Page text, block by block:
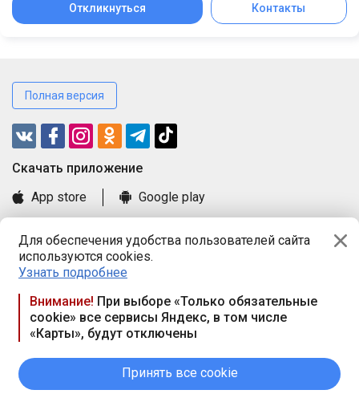
Для обеспечения удобства пользователей сайта
используются cookies.
Узнать подробнее
Внимание! При выборе «Только обязательные
cookie» все сервисы Яндекс, в том числе
«Карты», будут отключены
Принять все cookie
Откликнуться Контакты
Полная версия
Cкачать приложение
App store
Google play
Книга замечаний и предложений
Правила и документы
Praca.by © 2000—2026, ООО «ПРАЦА БАЙ»
Республика Беларусь, 220114, г. Минск, пр-т Независимости
117а, пом. № 9.
вых. дн. — сб., вс.
Режим работы сайта — круглосуточно. E-mail ООО «ПРАЦА
БАЙ» editor@praca.by